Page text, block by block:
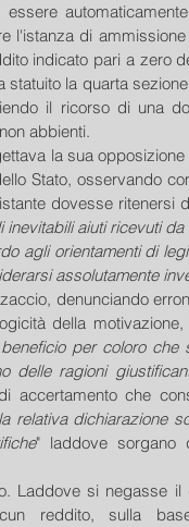
l'istanza di
indicato pari a zero
statuito la quarta
il ricorso di una
abbienti.
la sua
Stato, osservando
dovesse ritenersi
aiuti ricevuti
agli orientamenti di
assolutamente
denunciando
della
per coloro che
delle ragioni
relativa dichiarazione
" laddove sorgano
Laddove si negasse
reddito, sulla